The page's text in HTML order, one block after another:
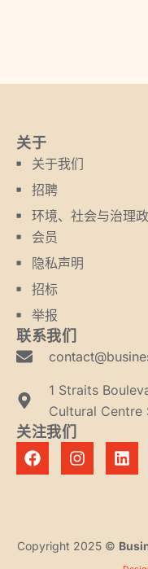
关于
关于我们
招聘
环境、社会与治理
会员
隐私声明
招标
举报
联系我们
1 Straits
Cultural Centre
关注我们
Copyright 2025 ©